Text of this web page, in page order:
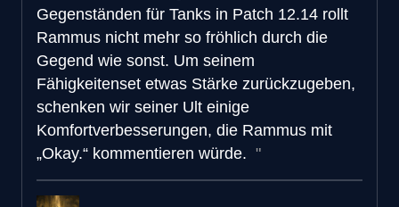
Gegenständen für Tanks in Patch 12.14 rollt
Rammus nicht mehr so fröhlich durch die
Gegend wie sonst. Um seinem
Fähigkeitenset etwas Stärke zurückzugeben,
schenken wir seiner Ult einige
Komfortverbesserungen, die Rammus mit
„Okay.“ kommentieren würde.